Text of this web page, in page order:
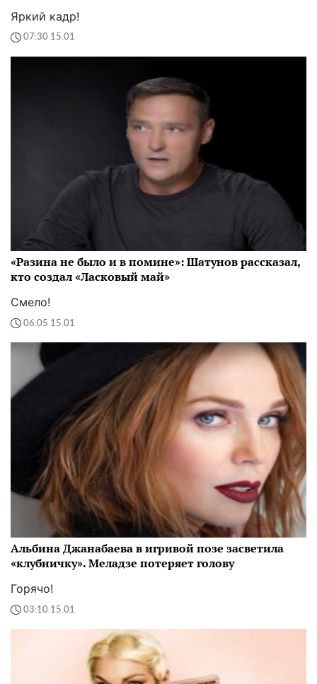
Яркий кадр!
07:30 15.01
«Разина не было и в помине»: Шатунов рассказал,
кто создал «Ласковый май»
Смело!
06:05 15.01
Альбина Джанабаева в игривой позе засветила
«клубничку». Меладзе потеряет голову
Горячо!
03:10 15.01